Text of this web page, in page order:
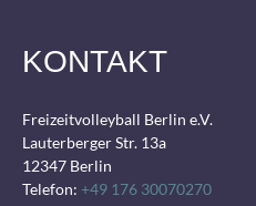
KONTAKT
Freizeitvolleyball Berlin e.V.
Lauterberger Str. 13a
12347 Berlin
Telefon: +49 176 30070270